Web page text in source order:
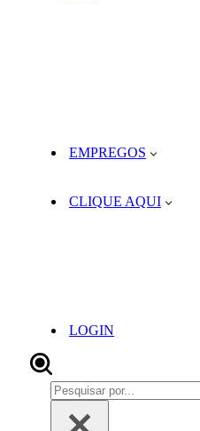
EMPREGOS
CLIQUE AQUI
LOGIN
Pesquisar
por...